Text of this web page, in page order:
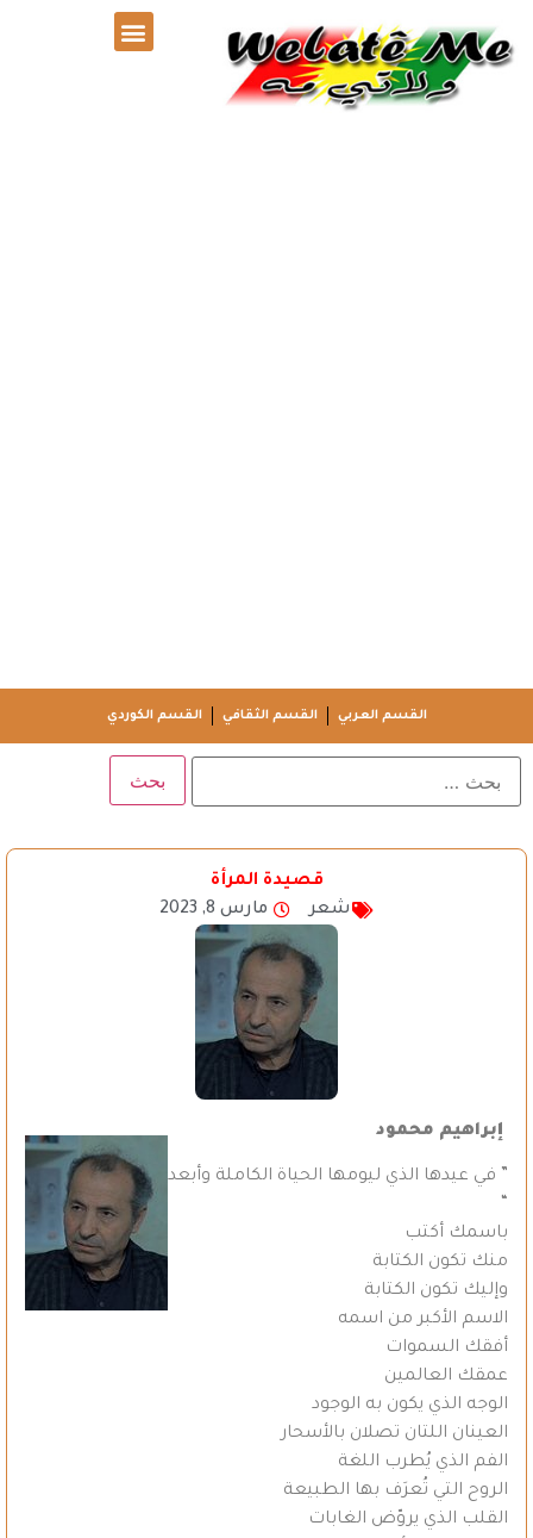
القسم العربي القسم الثقافي القسم الكوردي
قصيدة المرأة
شعر
مارس 8, 2023
إبراهيم محمود
” في عيدها الذي ليومها الحياة الكاملة وأبعد
باسمك أكتب
منك تكون الكتابة
وإليك تكون الكتابة
الاسم الأكبر من اسمه
أفقك السموات
عمقك العالمين
الوجه الذي يكون به الوجود
العينان اللتان تصلان بالأسحار
الفم الذي يُطرب اللغة
الروح التي تُعرَف بها الطبيعة
القلب الذي يروّض الغابات